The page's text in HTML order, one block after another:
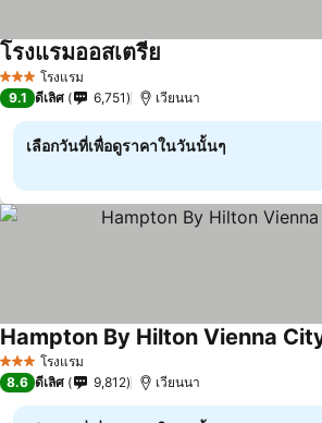
3 ดาว โรงแรม
โรงแรมออสเตรีย
9.1 ดีเลิศ 6,751 เวียนนา
เลือกวันที่เพื่อดูราคาในวันนั้นๆ
3 ดาว โรงแรม
Hampton By Hilton Vienna
8.6 ดีเลิศ 9,812 เวียนนา